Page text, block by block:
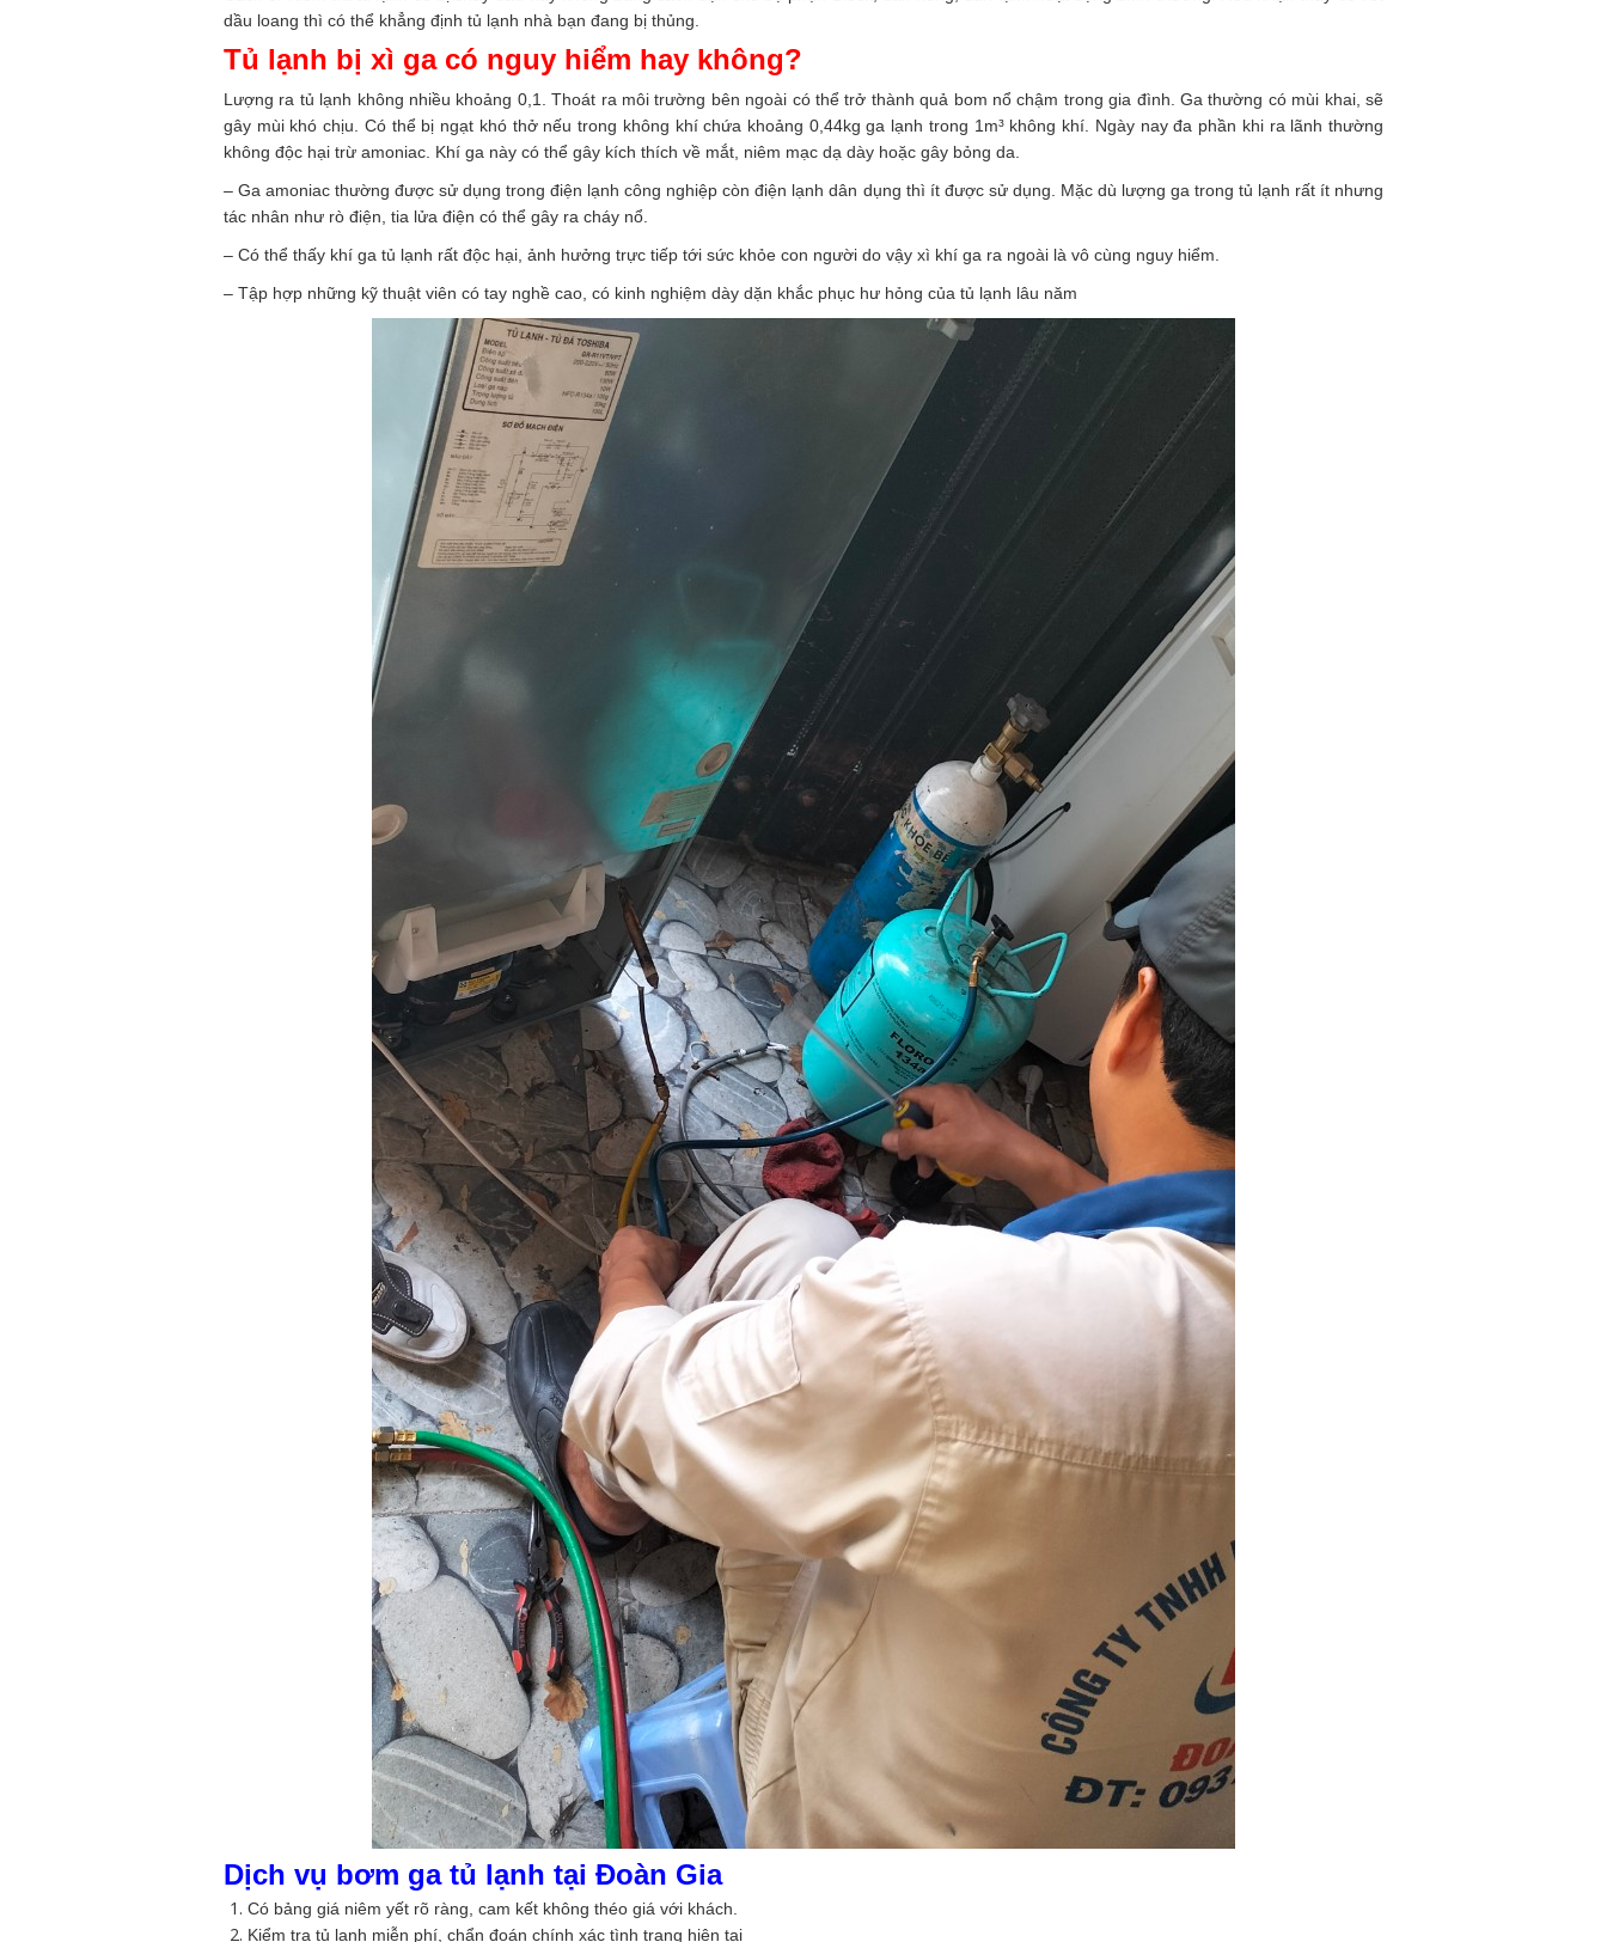
dầu loang thì có thể khẳng định tủ lạnh nhà bạn đang bị thủng.
Tủ lạnh bị xì ga có nguy hiểm hay không?
Lượng ra tủ lạnh không nhiều khoảng 0,1. Thoát ra môi trường bên ngoài có thể trở thành quả bom nổ chậm trong gia đình. Ga thường có mùi khai, sẽ
gây mùi khó chịu. Có thể bị ngạt khó thở nếu trong không khí chứa khoảng 0,44kg ga lạnh trong 1m³ không khí. Ngày nay đa phần khi ra lãnh thường
không độc hại trừ amoniac. Khí ga này có thể gây kích thích về mắt, niêm mạc dạ dày hoặc gây bỏng da.
– Ga amoniac thường được sử dụng trong điện lạnh công nghiệp còn điện lạnh dân dụng thì ít được sử dụng. Mặc dù lượng ga trong tủ lạnh rất ít nhưng
tác nhân như rò điện, tia lửa điện có thể gây ra cháy nổ.
– Có thể thấy khí ga tủ lạnh rất độc hại, ảnh hưởng trực tiếp tới sức khỏe con người do vậy xì khí ga ra ngoài là vô cùng nguy hiểm.
– Tập hợp những kỹ thuật viên có tay nghề cao, có kinh nghiệm dày dặn khắc phục hư hỏng của tủ lạnh lâu năm
Dịch vụ bơm ga tủ lạnh tại Đoàn Gia
Có bảng giá niêm yết rõ ràng, cam kết không théo giá với khách.
Kiểm tra tủ lạnh miễn phí, chẩn đoán chính xác tình trạng hiện tại